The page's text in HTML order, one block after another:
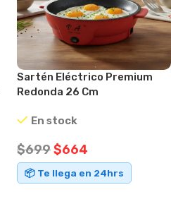
Sartén Eléctrico Premium
Redonda 26 Cm
En stock
$699$664
📦 Te llega en 24hrs